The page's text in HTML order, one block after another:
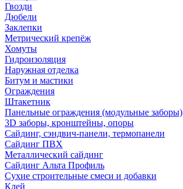
Гвозди
Дюбели
Заклепки
Метрический крепёж
Хомуты
Гидроизоляция
Наружная отделка
Битум и мастики
Ограждения
Штакетник
Панельные ограждения (модульные заборы)
3D заборы, кронштейны, опоры
Cайдинг, сэндвич-панели, термопанели
Сайдинг ПВХ
Металлический сайдинг
Сайдинг Альта Профиль
Сухие строительные смеси и добавки
Клей